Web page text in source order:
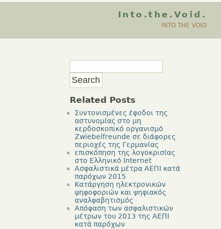
Into.the.Void.
INTO THE VOID
Related Posts
Συντονισμένες έφοδοι της
αστυνομίας στο μη
κερδοσκοπικό οργανισμό
Zwiebelfreunde σε διάφορες
περιοχές της Γερμανίας
επισκόπηση της λογοκρισίας
στο Ελληνικό Internet
Ασφαλιστικά μέτρα ΑΕΠΙ κατά
παρόχων 2015
Κατάργηση ηλεκτρονικών
ψηφοφοριών και ψηφιακός
αναλφαβητισμός
Απόφαση των ασφαλιστικών
μέτρων του 2013 της ΑΕΠΙ
κατά παρόχων